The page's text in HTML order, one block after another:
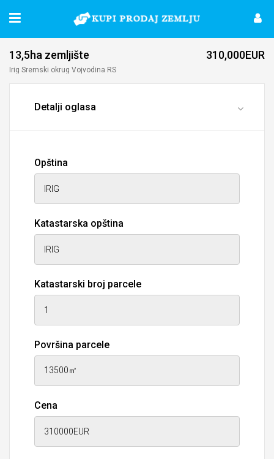
13,5ha zemljište
Irig Sremski оkrug Vojvodina RS
310,000EUR
Detalji oglasa
Opština
Katastarska opština
Katastarski broj parcele
Površina parcele
Cena